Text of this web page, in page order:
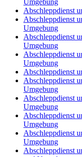
Umgebung
Abschleppdienst
Abschleppdienst
Umgebung
Abschleppdienst
Umgebung
Abschleppdienst
Umgebung
Abschleppdienst
Abschleppdienst
Umgebung
Abschleppdienst
Umgebung
Abschleppdienst
Umgebung
Abschleppdienst
Umgebung
Abschleppdienst